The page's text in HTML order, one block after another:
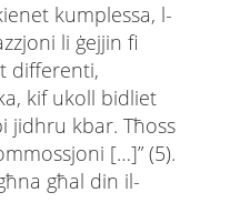
kumplessa, l-
li ġejjin fi
differenti,
kif ukoll bidliet
jidhru kbar. Tħoss
[…]” (5).
għal din il-